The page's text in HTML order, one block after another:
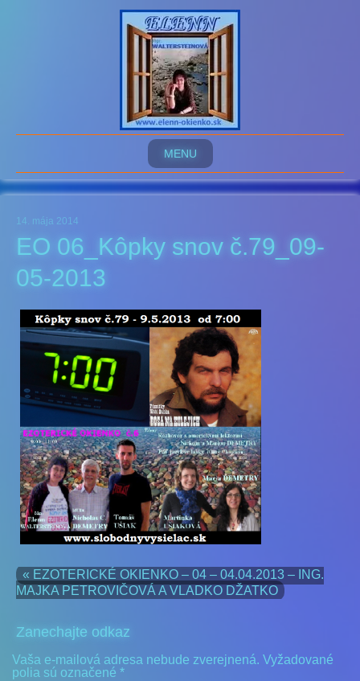
MENU
14. mája 2014
EO 06_Kôpky snov č.79_09-
05-2013
« EZOTERICKÉ OKIENKO – 04 – 04.04.2013 – ING.
MAJKA PETROVIČOVÁ A VLADKO DŽATKO
Zanechajte odkaz
Vaša e-mailová adresa nebude zverejnená. Vyžadované
polia sú označené *